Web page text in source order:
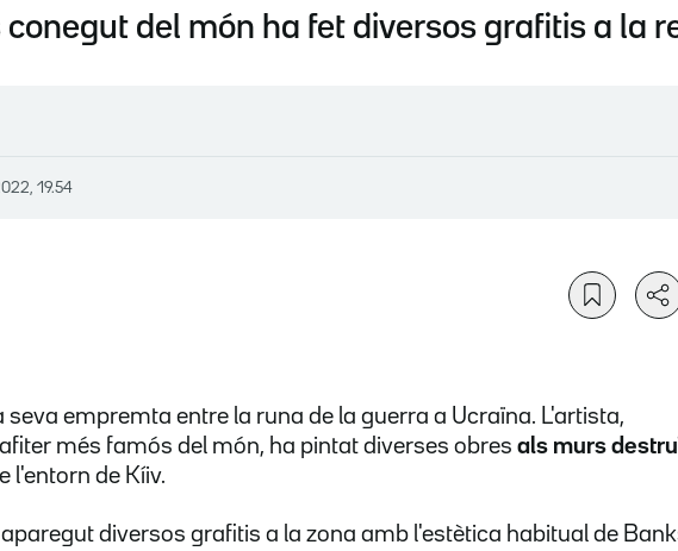
conegut del món ha fet diversos grafitis a la
19.54
seva empremta entre la runa de la guerra a Ucraïna. L'artista,
més famós del món, ha pintat diverses obres als murs
l'entorn de Kíiv.
diversos grafitis a la zona amb l'estètica habitual de